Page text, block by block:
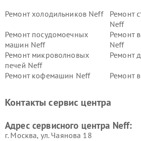
Ремонт холодильников Neff
Ремонт
Neff
Ремонт посудомоечных
машин Neff
Ремонт
Neff
Ремонт микроволновых
печей Neff
Ремонт
Ремонт кофемашин Neff Ремонт
Контакты сервис центра
Адрес сервисного центра Neff:
г. Москва, ул. Чаянова 18